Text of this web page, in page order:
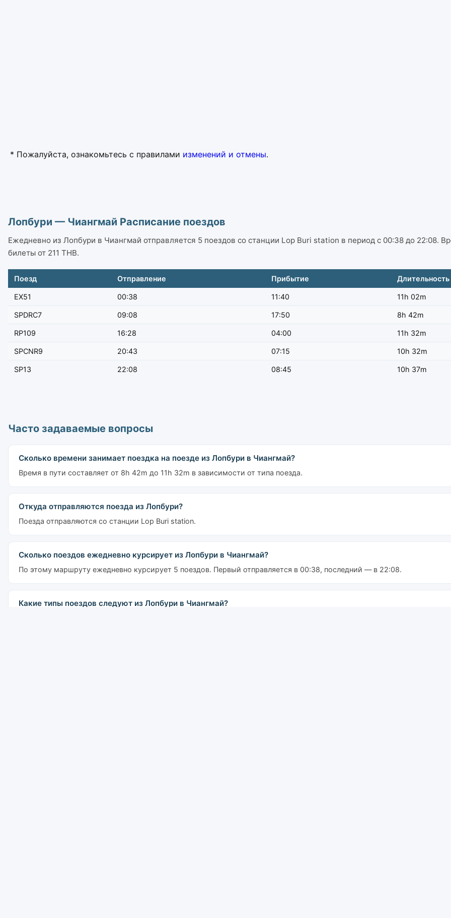
* Пожалуйста, ознакомьтесь с правилами изменений и отмены.
Лопбури — Чиангмай Расписание поездов
Ежедневно из Лопбури в Чиангмай отправляется 5 поездов со станции Lop Buri station в период с 00:38 до 22:08.
билеты от 211 THB.
Поезд Отправление Прибытие Длительность
EX51 00:38 11:40 11h 02m
SPDRC7 09:08 17:50 8h 42m
RP109 16:28 04:00 11h 32m
SPCNR9 20:43 07:15 10h 32m
SP13 22:08 08:45 10h 37m
Часто задаваемые вопросы
Сколько времени занимает поездка на поезде из Лопбури в Чиангмай?
Время в пути составляет от 8h 42m до 11h 32m в зависимости от типа поезда.
Откуда отправляются поезда из Лопбури?
Поезда отправляются со станции Lop Buri station.
Сколько поездов ежедневно курсирует из Лопбури в Чиангмай?
По этому маршруту ежедневно курсирует 5 поездов. Первый отправляется в 00:38, последний — в 22:08.
Какие типы поездов следуют из Лопбури в Чиангмай?